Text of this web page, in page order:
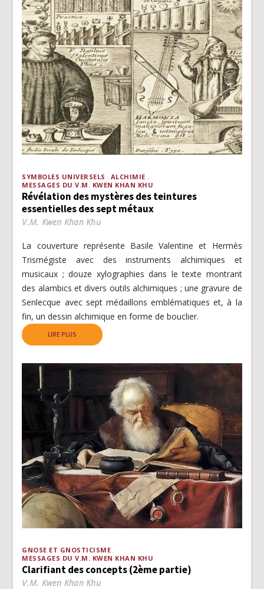
SYMBOLES UNIVERSELS
ALCHIMIE
MESSAGES DU V.M. KWEN KHAN KHU
Révélation des mystères des teintures
essentielles des sept métaux
V.M. Kwen Khan Khu
La couverture représente Basile Valentine et Hermès
Trismégiste avec des instruments alchimiques et
musicaux ; douze xylographies dans le texte montrant
des alambics et divers outils alchimiques ; une gravure de
Senlecque avec sept médaillons emblématiques et, à la
fin, un dessin alchimique en forme de bouclier.
LIRE PLUS
GNOSE ET GNOSTICISME
MESSAGES DU V.M. KWEN KHAN KHU
Clarifiant des concepts (2ème partie)
V.M. Kwen Khan Khu